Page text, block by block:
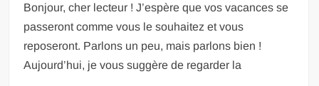
Bonjour, cher lecteur ! J’espère que vos vacances se
passeront comme vous le souhaitez et vous
reposeront. Parlons un peu, mais parlons bien !
Aujourd’hui, je vous suggère de regarder la